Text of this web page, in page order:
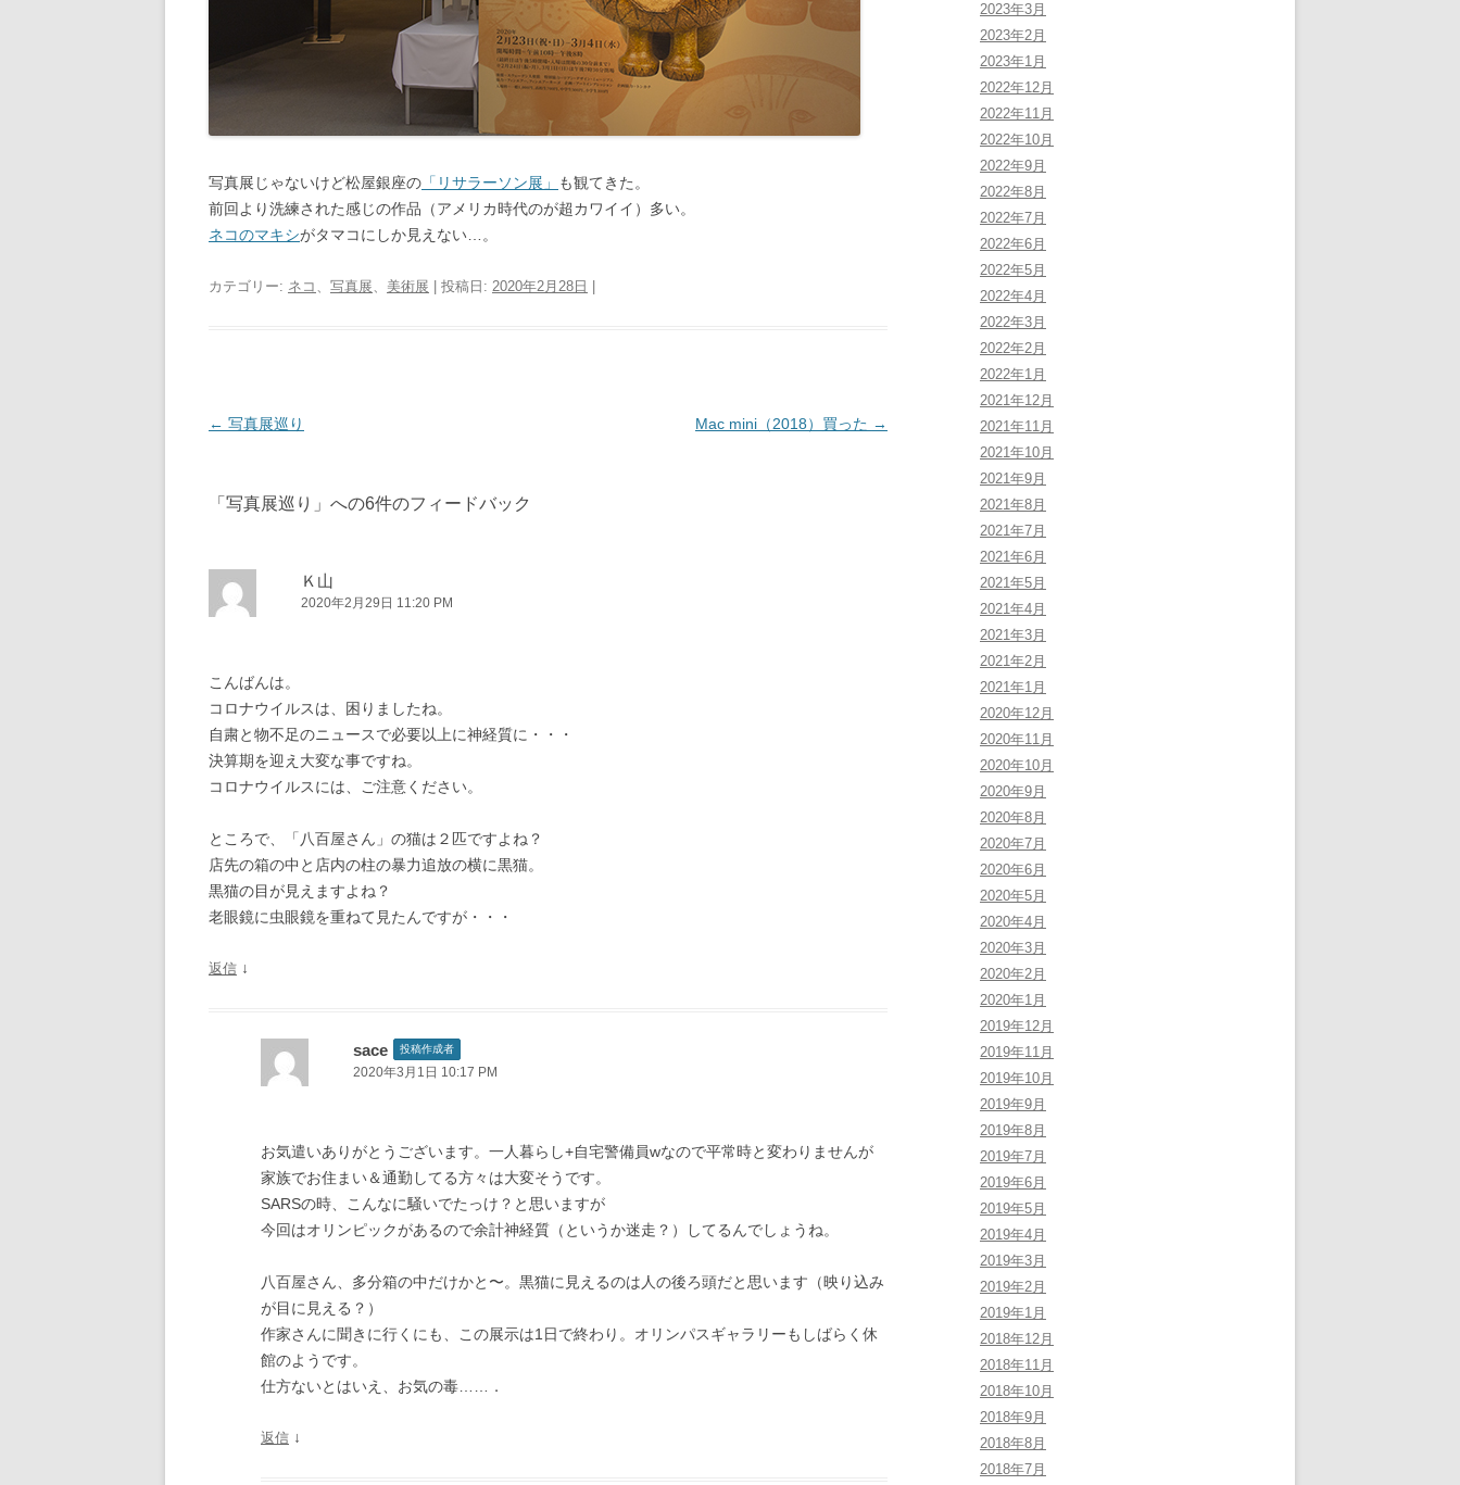
写真展じゃないけど松屋銀座の 「リサラーソン展」
も観てきた。
前回より洗練された感じの作品（アメリカ時代のが超カワイイ）多い。
ネコのマキシがタマコにしか見えない…。
カテゴリー: ネコ 、 写真展、 美術展 | 投稿日: 2020年2月28日
投
シ
← 写真展巡り Mac mini（2018）買った →
「 写真展巡り 」への6件のフィードバック
Ｋ山
2020年2月29日 11:20 PM
こんばんは。
コロナウイルスは、困りましたね。
自粛と物不足のニュースで必要以上に神経質に・・・
決算期を迎え大変な事ですね。
コロナウイルスには、ご注意ください。
ところで、「八百屋さん」の猫は２匹ですよね？
店先の箱の中と店内の柱の暴力追放の横に黒猫。
黒猫の目が見えますよね？
老眼鏡に虫眼鏡を重ねて見たんですが・・・
返信 ↓
sace 投稿作成者
2020年3月1日 10:17 PM
お気遣いありがとうございます。一人暮らし+自宅警備員wなので平常時と変わりませんが
家族でお住まい＆通勤してる方々は大変そうです。
SARSの時、こんなに騒いでたっけ？と思いますが
今回はオリンピックがあるので余計神経質（というか迷走？）してるんでしょうね。
八百屋さん、多分箱の中だけかと〜。黒猫に見えるのは人の後ろ頭だと思います（映り込み
が目に見える？）
作家さんに聞きに行くにも、この展示は1日で終わり。オリンパスギャラリーもしばらく休
館のようです。
仕方ないとはいえ、お気の毒……．
返信 ↓
2023年3月
2023年2月
2023年1月
2022年12月
2022年11月
2022年10月
2022年9月
2022年8月
2022年7月
2022年6月
2022年5月
2022年4月
2022年3月
2022年2月
2022年1月
2021年12月
2021年11月
2021年10月
2021年9月
2021年8月
2021年7月
2021年6月
2021年5月
2021年4月
2021年3月
2021年2月
2021年1月
2020年12月
2020年11月
2020年10月
2020年9月
2020年8月
2020年7月
2020年6月
2020年5月
2020年4月
2020年3月
2020年2月
2020年1月
2019年12月
2019年11月
2019年10月
2019年9月
2019年8月
2019年7月
2019年6月
2019年5月
2019年4月
2019年3月
2019年2月
2019年1月
2018年12月
2018年11月
2018年10月
2018年9月
2018年8月
2018年7月